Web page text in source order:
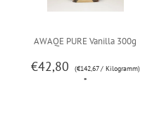
AWAQE PURE Vanilla 300g
€42,80 (€142,67 / Kilogramm)
*